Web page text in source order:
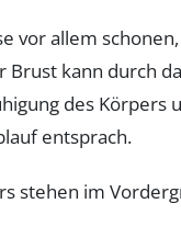
vor allem
Brust kann durch
des Körpers
entsprach.
stehen im